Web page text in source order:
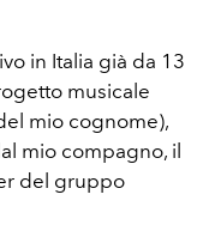
in Italia già da 13
musicale
mio cognome),
mio compagno, il
del gruppo